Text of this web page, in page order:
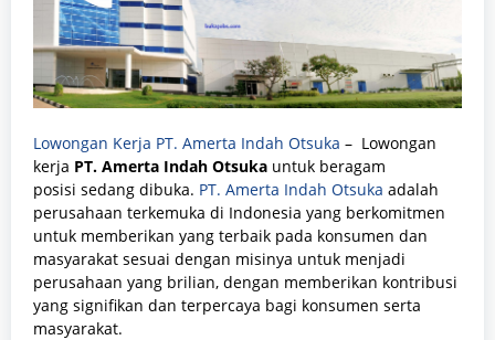
Lowongan Kerja PT. Amerta Indah Otsuka – Lowongan
kerja PT. Amerta Indah Otsuka untuk beragam
posisi sedang dibuka. PT. Amerta Indah Otsuka adalah
perusahaan terkemuka di Indonesia yang berkomitmen
untuk memberikan yang terbaik pada konsumen dan
masyarakat sesuai dengan misinya untuk menjadi
perusahaan yang brilian, dengan memberikan kontribusi
yang signifikan dan terpercaya bagi konsumen serta
masyarakat.